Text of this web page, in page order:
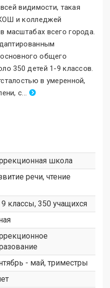
видимости, такая
и колледжей
масштабах всего города.
общего
350 детей 1-9 классов.
в умеренной,
с...
школа
речи, чтение
9 классы, 350 учащихся
- май, триместры